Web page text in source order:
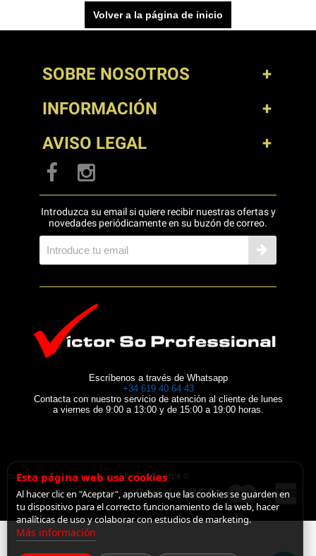
Volver a la página de inicio
SOBRE NOSOTROS
INFORMACIÓN
AVISO LEGAL
Introduzca su email si quiere recibir nuestras ofertas y
novedades periódicamente en su buzón de correo.
Escríbenos a través de Whatsapp
+34 619 40 64 43
Contacta con nuestro servicio de atención al cliente de lunes
a viernes de 9:00 a 13:00 y de 15:00 a 19:00 horas.
Desarrollado con Shopincloud deLiveCommerce ©
Esta página web usa cookies
Al hacer clic en "Aceptar", apruebas que las cookies se guarden en
tu dispositivo para el correcto funcionamiento de la web, hacer
analíticas de uso y colaborar con estudios de marketing.
Más información